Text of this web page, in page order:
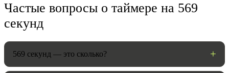
Громкость:
Частые вопросы о таймере на 569
секунд
569 секунд — это сколько?